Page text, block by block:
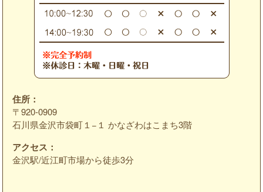
住所：
〒920-0909
石川県金沢市袋町１−１ かなざわはこまち3階
アクセス：
金沢駅/近江町市場から徒歩3分